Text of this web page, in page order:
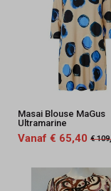
Masai Blouse MaGus
Ultramarine
Vanaf € 65,40 €